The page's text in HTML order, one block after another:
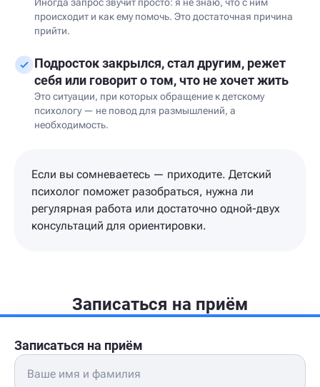
происходит и как ему помочь. Это достаточная причина
прийти.
Подросток закрылся, стал другим, режет
себя или говорит о том, что не хочет жить
Это ситуации, при которых обращение к детскому
психологу — не повод для размышлений, а
необходимость.
Если вы сомневаетесь — приходите. Детский
психолог поможет разобраться, нужна ли
регулярная работа или достаточно одной-двух
консультаций для ориентировки.
Записаться на приём
Записаться на приём